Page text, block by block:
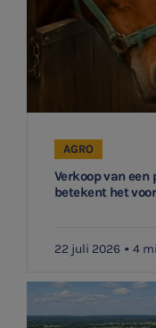
Verkoop van een
betekent het
AGRO
22 juli 2026 4